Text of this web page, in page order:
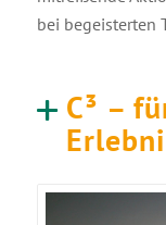
bei begeisterten
C³ –